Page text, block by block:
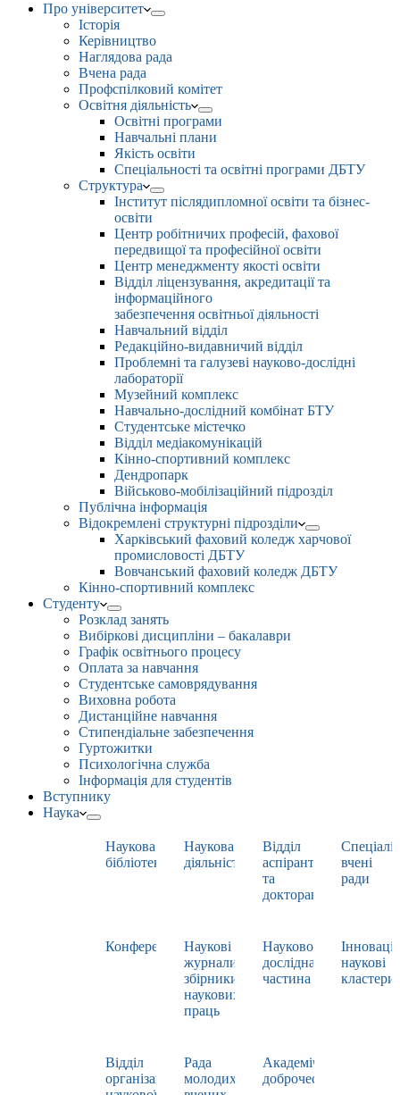
Про університет
Історія
Керівництво
Наглядова рада
Вчена рада
Профспілковий комітет
Освітня діяльність
Освітні програми
Навчальні плани
Якість освіти
Спеціальності та освітні програми ДБТУ
Структура
Інститут післядипломної освіти та бізнес-
освіти
Центр робітничих професій, фахової
передвищої та професійної освіти
Центр менеджменту якості освіти
Відділ ліцензування, акредитації та
інформаційного
забезпечення освітньої діяльності
Навчальний відділ
Редакційно-видавничий відділ
Проблемні та галузеві науково-дослідні
лабораторії
Музейний комплекс
Навчально-дослідний комбінат БТУ
Студентське містечко
Відділ медіакомунікацій
Кінно-спортивний комплекс
Дендропарк
Військово-мобілізаційний підрозділ
Публічна інформація
Відокремлені структурні підрозділи
Харківський фаховий коледж харчової
промисловості ДБТУ
Вовчанський фаховий коледж ДБТУ
Кінно-спортивний комплекс
Студенту
Розклад занять
Вибіркові дисципліни – бакалаври
Графік освітнього процесу
Оплата за навчання
Студентське самоврядування
Виховна робота
Дистанційне навчання
Стипендіальне забезпечення
Гуртожитки
Психологічна служба
Інформація для студентів
Вступнику
Наука
Наукова
бібліотека
Наукова
діяльність
Відділ
аспірантури
та
докторантури
вчені
ради
Конференції
Наукові
журнали,
збірники
наукових
праць
Науково-
дослідна
частина
наукові
кластери
Відділ
організації
Рада
молодих
Академічна
доброчесність